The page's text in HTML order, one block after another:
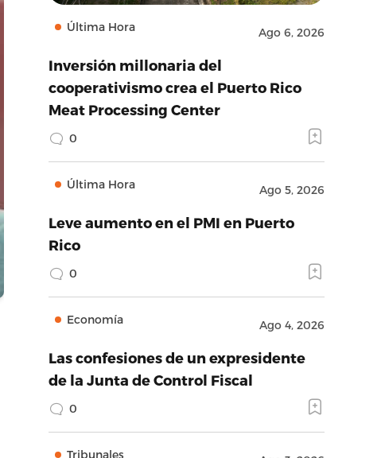
Última Hora Ago 6, 2026
Inversión millonaria del
cooperativismo crea el Puerto Rico
Meat Processing Center
0
Última Hora Ago 5, 2026
Leve aumento en el PMI en Puerto
Rico
0
Economía Ago 4, 2026
Las confesiones de un expresidente
de la Junta de Control Fiscal
0
Tribunales